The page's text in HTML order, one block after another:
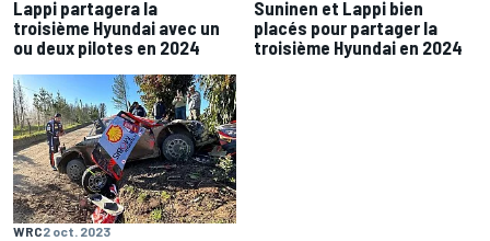
Lappi partagera la
troisième Hyundai avec un
ou deux pilotes en 2024
Suninen et Lappi bien
placés pour partager la
troisième Hyundai en 2024
WRC2 oct. 2023